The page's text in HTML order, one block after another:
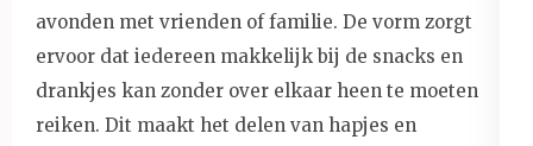
avonden met vrienden of familie. De vorm zorgt
ervoor dat iedereen makkelijk bij de snacks en
drankjes kan zonder over elkaar heen te moeten
reiken. Dit maakt het delen van hapjes en